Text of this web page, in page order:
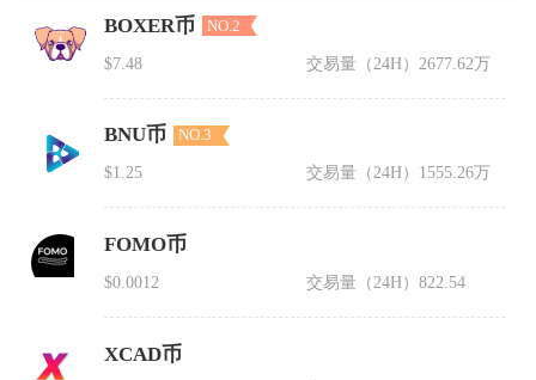
BOXER币 NO.2
$7.48 交易量（24H） 2677.62万
BNU币 NO.3
$1.25 交易量（24H） 1555.26万
FOMO币
$0.0012 交易量（24H）822.54
XCAD币